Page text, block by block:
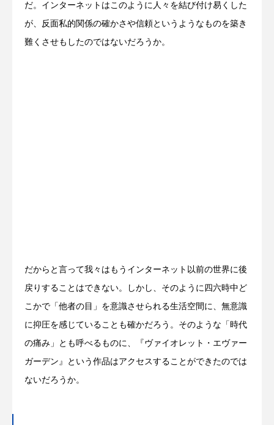
だ。インターネットはこのように人々を結び付け易くした
が、反面私的関係の確かさや信頼というようなものを築き
難くさせもしたのではないだろうか。
だからと言って我々はもうインターネット以前の世界に後
戻りすることはできない。しかし、そのように四六時中ど
こかで「他者の目」を意識させられる生活空間に、無意識
に抑圧を感じていることも確かだろう。そのような「時代
の痛み」とも呼べるものに、『ヴァイオレット・エヴァー
ガーデン』という作品はアクセスすることができたのでは
ないだろうか。